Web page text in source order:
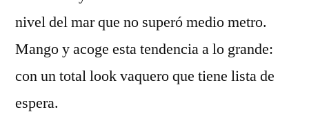
nivel del mar que no superó medio metro.
Mango y acoge esta tendencia a lo grande:
con un total look vaquero que tiene lista de
espera.